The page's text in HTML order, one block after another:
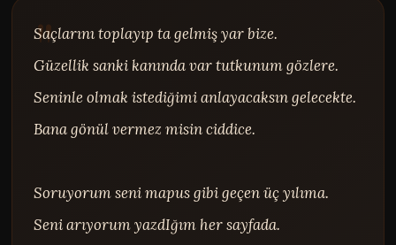
Saçlarını toplayıp ta gelmiş yar bize.
Güzellik sanki kanında var tutkunum gözlere.
Seninle olmak istediğimi anlayacaksın gelecekte.
Bana gönül vermez misin ciddice.
Soruyorum seni mapus gibi geçen üç yılıma.
Seni arıyorum yazdIğım her sayfada.